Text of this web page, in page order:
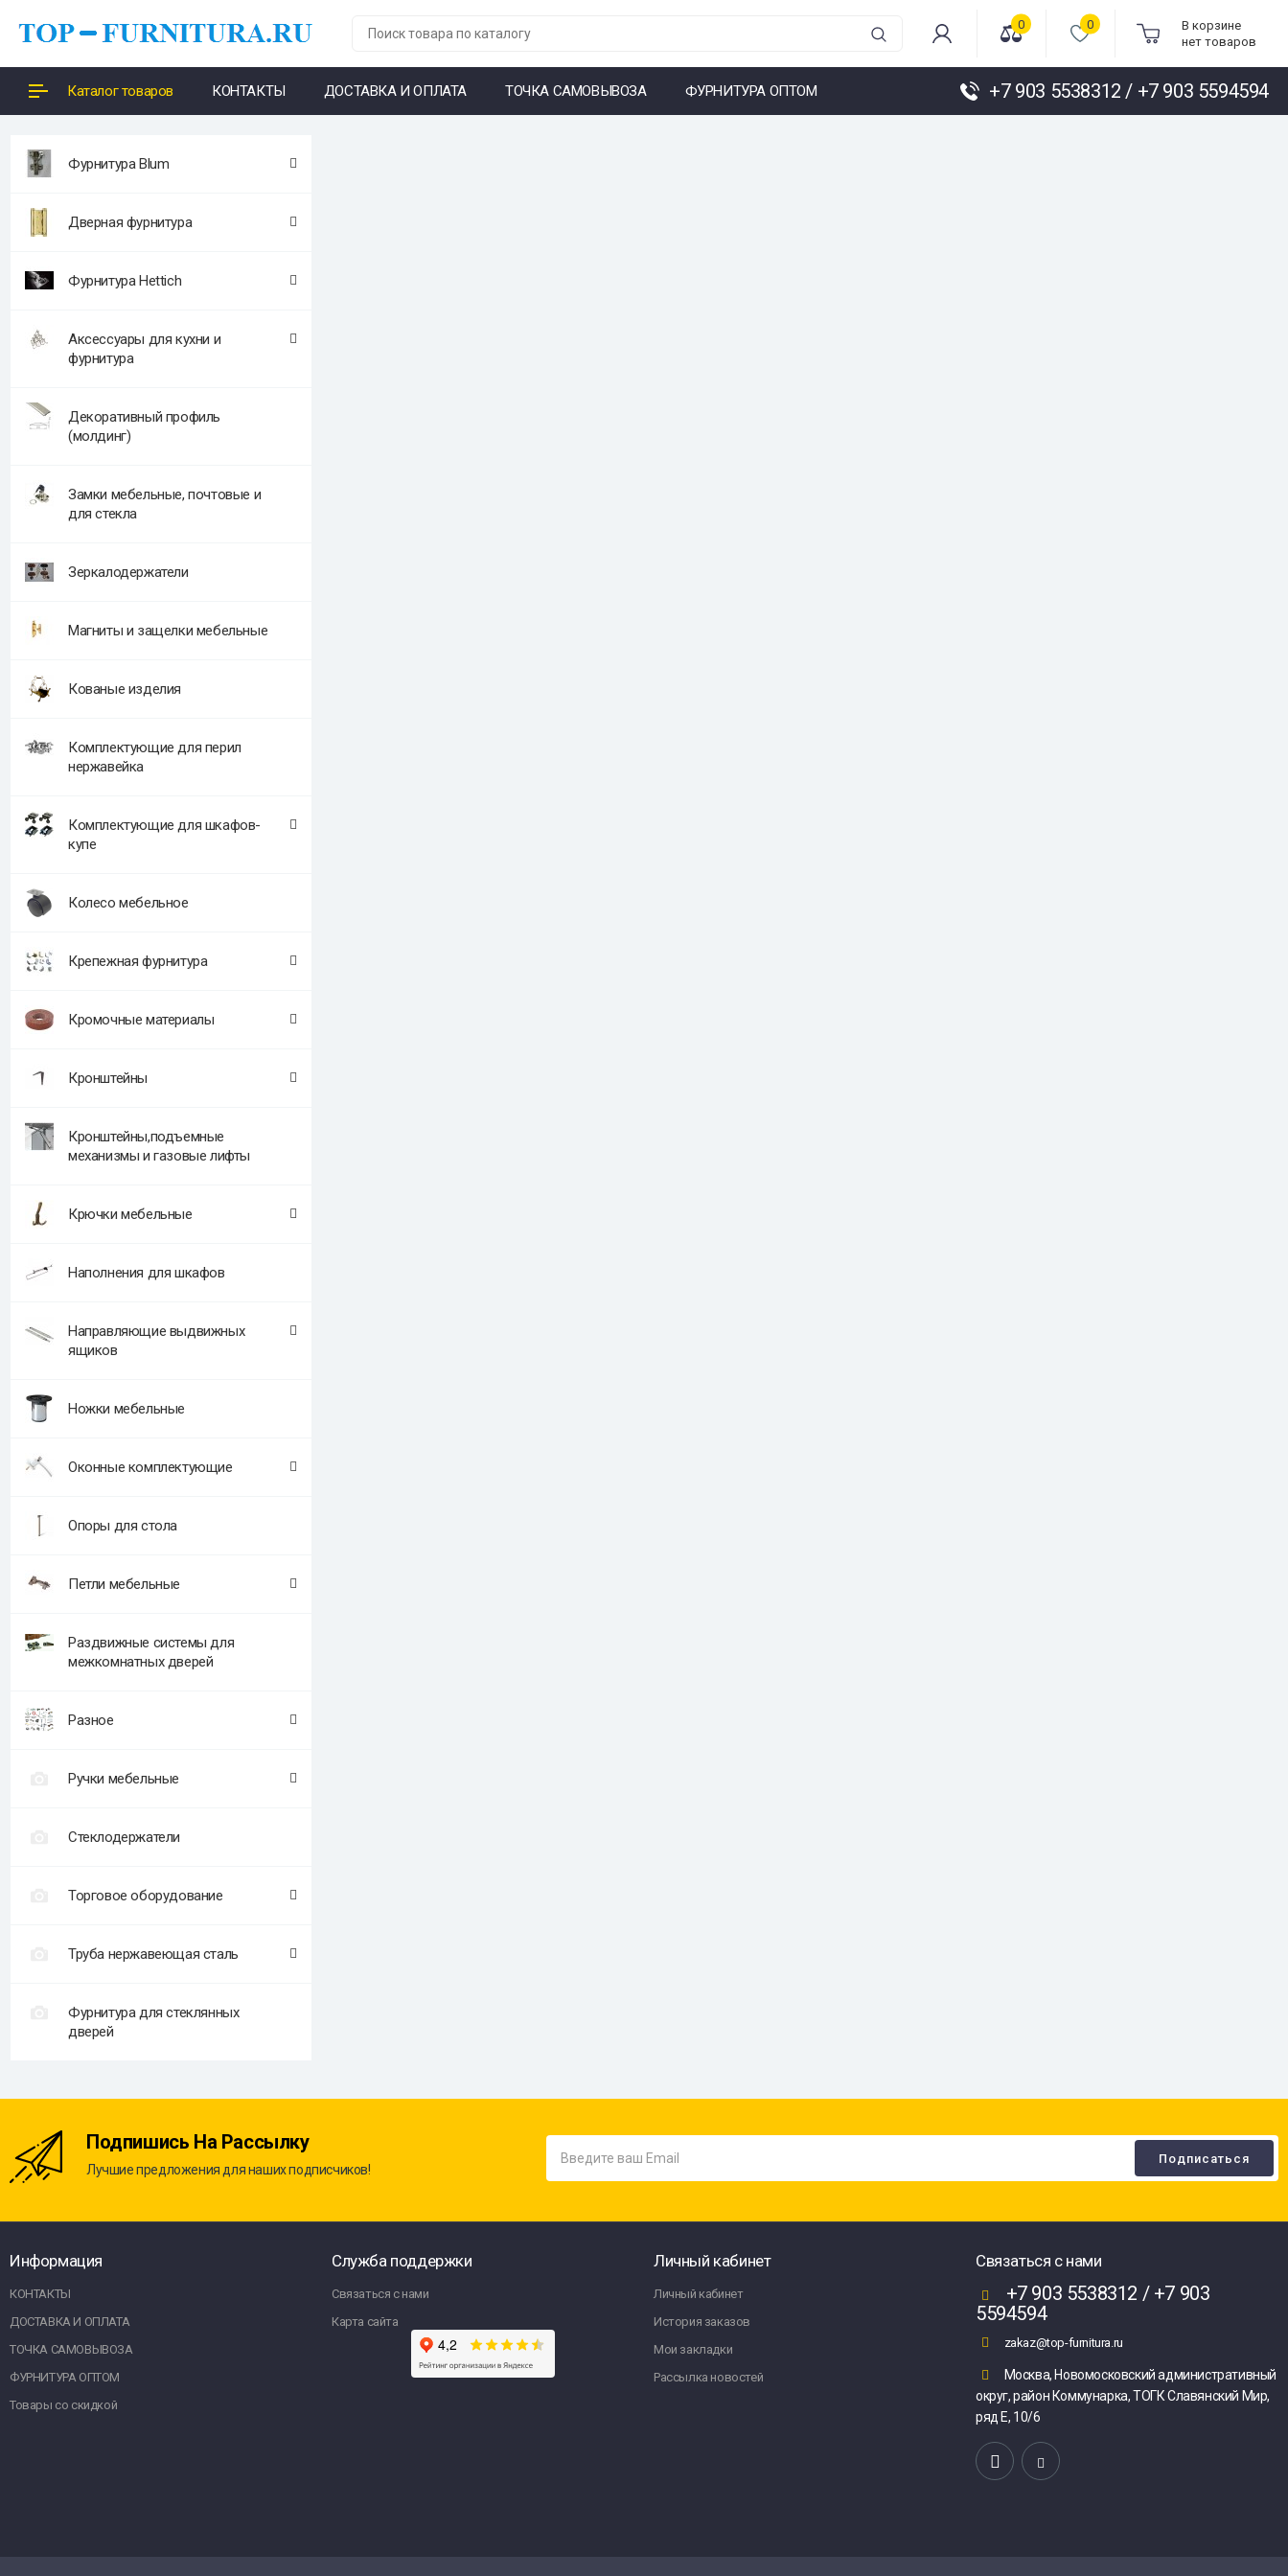
0 0
В корзине
нет товаров
Каталог товаров КОНТАКТЫ ДОСТАВКА И ОПЛАТА ТОЧКА САМОВЫВОЗА ФУРНИТУРА ОПТОМ +7 903 5538312 / +7 903 5594594
Фурнитура Blum
Дверная фурнитура
Фурнитура Hettich
Аксессуары для кухни и
фурнитура
Декоративный профиль
(молдинг)
Замки мебельные, почтовые и
для стекла
Зеркалодержатели
Магниты и защелки мебельные
Кованые изделия
Комплектующие для перил
нержавейка
Комплектующие для шкафов-
купе
Колесо мебельное
Крепежная фурнитура
Кромочные материалы
Кронштейны
Кронштейны,подъемные
механизмы и газовые лифты
Крючки мебельные
Наполнения для шкафов
Направляющие выдвижных
ящиков
Ножки мебельные
Оконные комплектующие
Опоры для стола
Петли мебельные
Раздвижные системы для
межкомнатных дверей
Разное
Ручки мебельные
Стеклодержатели
Торговое оборудование
Труба нержавеющая сталь
Фурнитура для стеклянных
дверей
Подпишись На Рассылку
Лучшие предложения для наших подписчиков!
Информация
КОНТАКТЫ
ДОСТАВКА И ОПЛАТА
ТОЧКА САМОВЫВОЗА
ФУРНИТУРА ОПТОМ
Товары со скидкой
Служба поддержки
Связаться с нами
Карта сайта
Личный кабинет
Личный кабинет
История заказов
Мои закладки
Рассылка новостей
Связаться с нами
+7 903 5538312 / +7 903
5594594
zakaz@top-furnitura.ru
Москва, Новомосковский административный
округ, район Коммунарка, ТОГК Славянский Мир,
ряд Е, 10/6